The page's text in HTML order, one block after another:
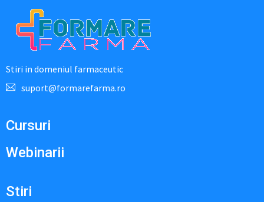
Stiri in domeniul farmaceutic
suport@formarefarma.ro
Cursuri
Webinarii
Stiri